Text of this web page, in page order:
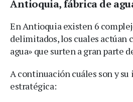
Antioquia, fábrica de
En Antioquia existen 6
delimitados, los cuales actúan
agua» que surten a gran parte
A continuación cuáles son y
estratégica: